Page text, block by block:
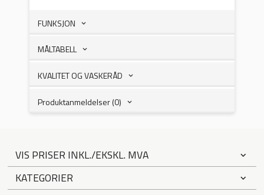
FUNKSJON
MÅLTABELL
KVALITET OG VASKERÅD
Produktanmeldelser (0)
VIS PRISER INKL./EKSKL. MVA
KATEGORIER